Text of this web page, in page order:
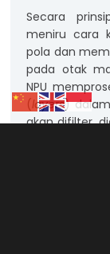
Secara
meniru cara
pola dan
pada otak
NPU
(layers)
akan difilter,